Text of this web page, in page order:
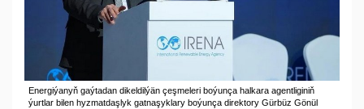
Energiýanyň gaýtadan dikeldilýän çeşmeleri boýunça halkara agentliginiň
ýurtlar bilen hyzmatdaşlyk gatnaşyklary boýunça direktory Gürbüz Gönül